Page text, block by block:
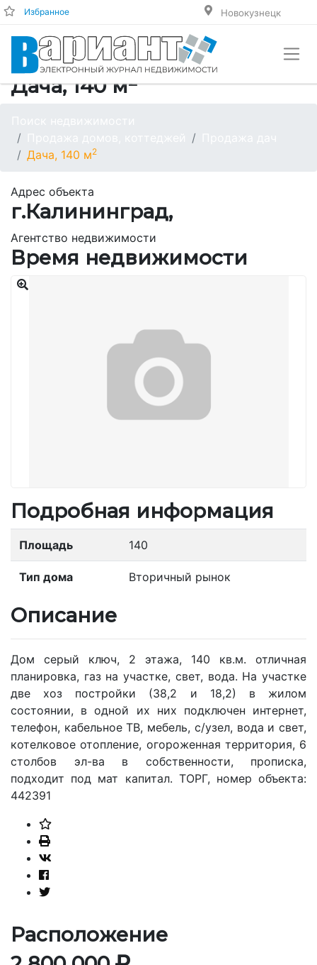
Избранное Новокузнецк
Дача, 140 м2
Дача, 140 м2
Адрес объекта
г.Калининград,
Агентство недвижимости
Время недвижимости
Подробная информация
Площадь 140
Тип дома Вторичный рынок
Описание
Дом серый ключ, 2 этажа, 140 кв.м. отличная
планировка, газ на участке, свет, вода. На участке
две хоз постройки (38,2 и 18,2) в жилом
состоянии, в одной их них подключен интернет,
телефон, кабельное ТВ, мебель, с/узел, вода и свет,
котелковое отопление, огороженная территория, 6
столбов эл-ва в собственности, прописка,
подходит под мат капитал. ТОРГ, номер объекта:
442391
Расположение